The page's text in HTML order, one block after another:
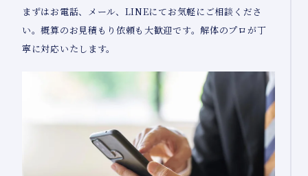
まずはお電話、メール、LINEにてお気軽にご相談くださ
い。概算のお見積もり依頼も大歓迎です。解体のプロが丁
寧に対応いたします。